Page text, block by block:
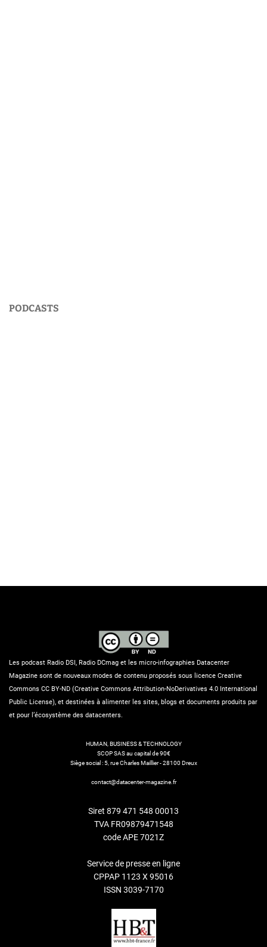
PODCASTS
Les podcast Radio DSI, Radio DCmag et les micro-infographies Datacenter
Magazine sont de nouveaux modes de contenu proposés sous licence Creative
Commons CC BY-ND (Creative Commons Attribution-NoDerivatives 4.0 International
Public License), et destinées à alimenter les sites, blogs et documents produits par
et pour l’écosystème des datacenters.
HUMAN, BUSINESS & TECHNOLOGY
SCOP SAS au capital de 90€
Siège social : 5, rue Charles Maillier - 28100 Dreux
contact@datacenter-magazine.fr
Siret 879 471 548 00013
TVA FR09879471548
code APE 7021Z
Service de presse en ligne
CPPAP 1123 X 95016
ISSN 3039-7170